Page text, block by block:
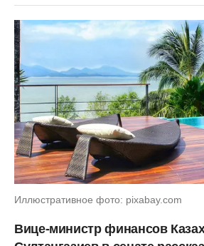
Иллюстративное фото: pixabay.com
Вице-министр финансов